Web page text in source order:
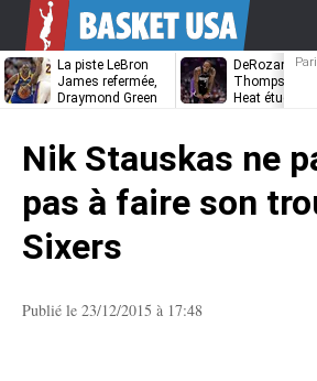
La piste LeBron
James refermée,
Draymond Green
DeRozan,
Thompson…
Heat étudie ses
Unibet
Nik Stauskas ne
pas à faire son
Sixers
Publié le 23/12/2015 à 17:48